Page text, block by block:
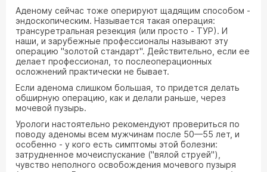
Аденому сейчас тоже оперируют щадящим способом -
эндоскопическим. Называется такая операция:
трансуретральная резекция (или просто - ТУР). И
наши, и зарубежные профессионалы называют эту
операцию "золотой стандарт". Действительно, если ее
делает профессионал, то послеоперационных
осложнений практически не бывает.
Если аденома слишком большая, то придется делать
обширную операцию, как и делали раньше, через
мочевой пузырь.
Урологи настоятельно рекомендуют провериться по
поводу аденомы всем мужчинам после 50—55 лет, и
особенно - у кого есть симптомы этой болезни:
затрудненное мочеиспускание ("вялой струей"),
чувство неполного освобождения мочевого пузыря